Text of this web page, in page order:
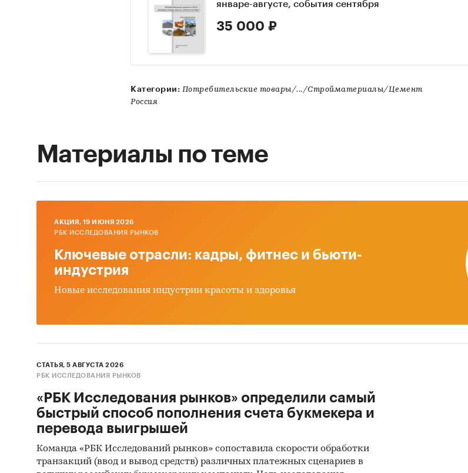
январе-августе, события сентября
35 000 ₽
Категории: Потребительские товары/.../Стройматериалы/Цемент
Россия
Материалы по теме
AКЦИЯ, 19 ИЮНЯ 2026
РБК ИССЛЕДОВАНИЯ РЫНКОВ
Ключевые отрасли: кадры, фитнес и бьюти-
индустрия
Новые исследования индустрии красоты и здоровья
СТАТЬЯ, 5 АВГУСТА 2026
РБК ИССЛЕДОВАНИЯ РЫНКОВ
«РБК Исследования рынков» определили самый
быстрый способ пополнения счета букмекера и
перевода выигрышей
Команда «РБК Исследований рынков» сопоставила скорости обработки
транзакций (ввод и вывод средств) различных платежных сценариев в